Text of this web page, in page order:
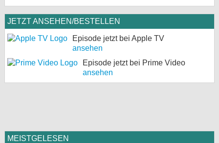
JETZT ANSEHEN/BESTELLEN
Episode jetzt bei Apple TV
ansehen
Episode jetzt bei Prime Video
ansehen
MEISTGELESEN